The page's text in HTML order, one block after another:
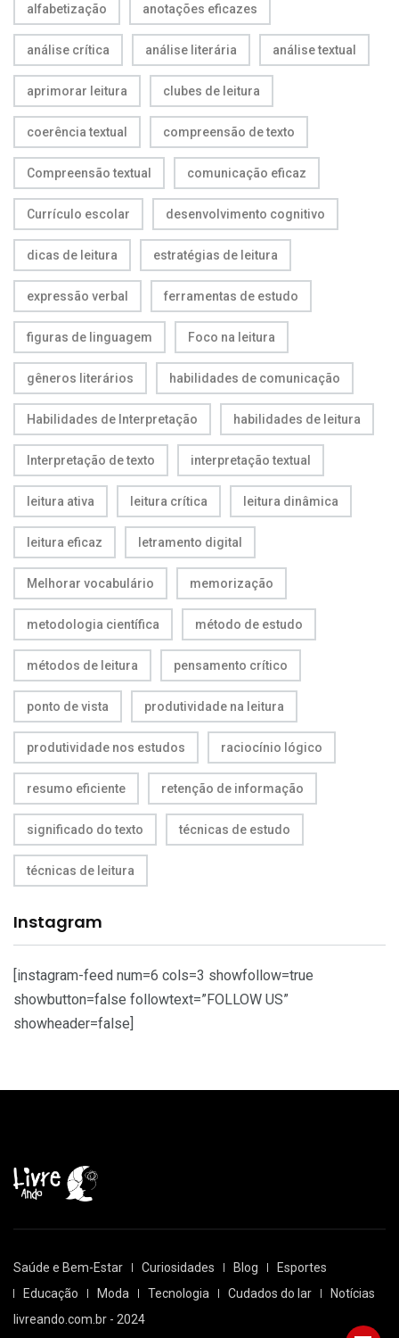
alfabetização anotações eficazes
análise crítica análise literária análise textual
aprimorar leitura clubes de leitura
coerência textual compreensão de texto
Compreensão textual comunicação eficaz
Currículo escolar desenvolvimento cognitivo
dicas de leitura estratégias de leitura
expressão verbal ferramentas de estudo
figuras de linguagem Foco na leitura
gêneros literários habilidades de comunicação
Habilidades de Interpretação habilidades de leitura
Interpretação de texto interpretação textual
leitura ativa leitura crítica leitura dinâmica
leitura eficaz letramento digital
Melhorar vocabulário memorização
metodologia científica método de estudo
métodos de leitura pensamento crítico
ponto de vista produtividade na leitura
produtividade nos estudos raciocínio lógico
resumo eficiente retenção de informação
significado do texto técnicas de estudo
técnicas de leitura
Instagram
[instagram-feed num=6 cols=3 showfollow=true
showbutton=false followtext=”FOLLOW US”
showheader=false]
Saúde e Bem-Estar Curiosidades Blog
Esportes
Educação
Moda Tecnologia Cudados do lar
Notícias
livreando.com.br - 2024